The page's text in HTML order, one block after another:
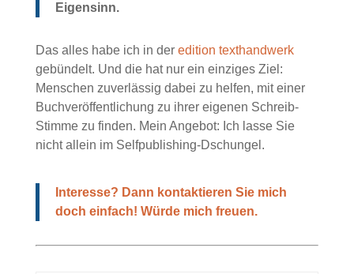
Eigensinn.
Das alles habe ich in der edition texthandwerk
gebündelt. Und die hat nur ein einziges Ziel:
Menschen zuverlässig dabei zu helfen, mit einer
Buchveröffentlichung zu ihrer eigenen Schreib-
Stimme zu finden. Mein Angebot: Ich lasse Sie
nicht allein im Selfpublishing-Dschungel.
Interesse? Dann kontaktieren Sie mich
doch einfach! Würde mich freuen.